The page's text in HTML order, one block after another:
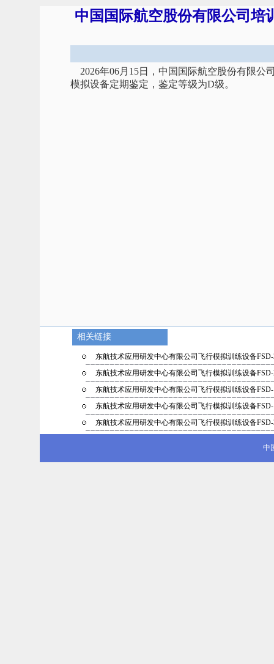
中国国际航空股份有限公司培
2026年06月15日，中国国际航空股份有限公
模拟设备定期鉴定，鉴定等级为D级。
相关链接
东航技术应用研发中心有限公司飞行模拟训练设备
东航技术应用研发中心有限公司飞行模拟训练设备
东航技术应用研发中心有限公司飞行模拟训练设备
东航技术应用研发中心有限公司飞行模拟训练设备
东航技术应用研发中心有限公司飞行模拟训练设备
中